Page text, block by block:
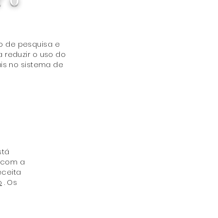
de pesquisa e
reduzir o uso do
no sistema de
a
. Os